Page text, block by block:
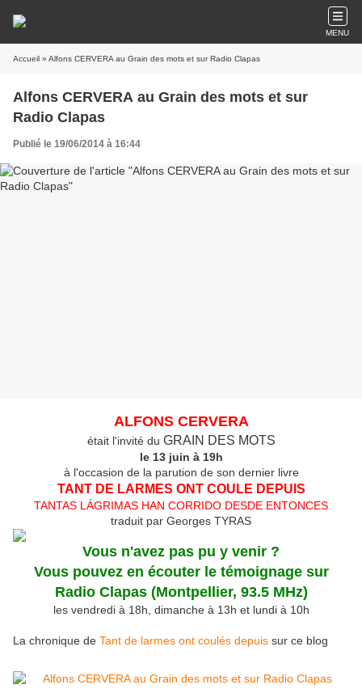
MENU
Accueil » Alfons CERVERA au Grain des mots et sur Radio Clapas
Alfons CERVERA au Grain des mots et sur
Radio Clapas
Publié le 19/06/2014 à 16:44
ALFONS CERVERA
était l'invité du GRAIN DES MOTS
le 13 juin à 19h
à l'occasion de la parution de son dernier livre
TANT DE LARMES ONT COULE DEPUIS
TANTAS LÁGRIMAS HAN CORRIDO DESDE ENTONCES
traduit par Georges TYRAS
Vous n'avez pas pu y venir ?
Vous pouvez en écouter le témoignage sur
Radio Clapas(Montpellier, 93.5 MHz)
les vendredi à 18h, dimanche à 13h et lundi à 10h
La chronique de Tant de larmes ont coulés depuis sur ce blog